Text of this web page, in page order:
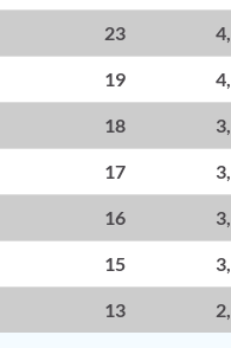
23
19
18
17
16
15
13